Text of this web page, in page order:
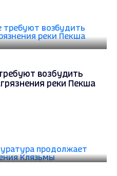
возбудить
реки Пекша